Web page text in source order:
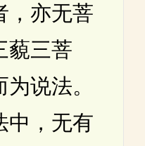
，亦无菩
藐三菩
说法。
中，无有